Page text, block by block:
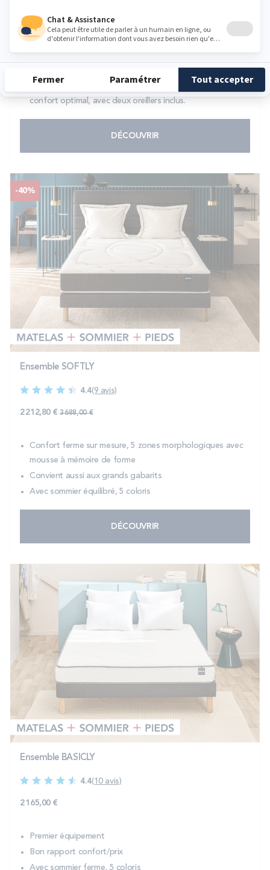
2 968,00 €
parfaite combinaison entre fermeté et moelleux pour un
confort optimal, avec deux oreillers inclus.
DÉCOUVRIR
-40%
Ensemble SOFTLY
4.4(9 avis)
2 212,80 € 3 688,00 €
Confort ferme sur mesure, 5 zones morphologiques avec
mousse à mémoire de forme
Convient aussi aux grands gabarits
Avec sommier équilibré, 5 coloris
DÉCOUVRIR
Ensemble BASICLY
4.4(10 avis)
2 165,00 €
Premier équipement
Bon rapport confort/prix
Avec sommier ferme, 5 coloris